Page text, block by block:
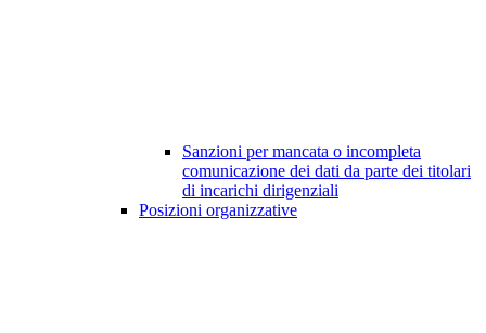
Sanzioni per mancata o incompleta
comunicazione dei dati da parte dei titolari
di incarichi dirigenziali
Posizioni organizzative